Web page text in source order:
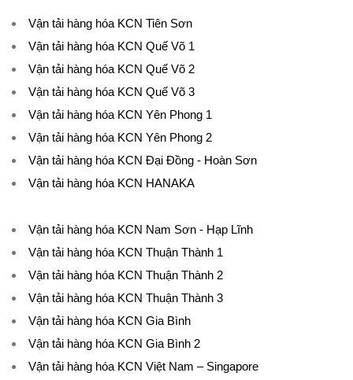
Vận tải hàng hóa KCN Tiên Sơn
Vận tải hàng hóa KCN Quế Võ 1
Vận tải hàng hóa KCN Quế Võ 2
Vận tải hàng hóa KCN Quế Võ 3
Vận tải hàng hóa KCN Yên Phong 1
Vận tải hàng hóa KCN Yên Phong 2
Vận tải hàng hóa KCN Đại Đồng - Hoàn Sơn
Vận tải hàng hóa KCN HANAKA
Vận tải hàng hóa KCN Nam Sơn - Hạp Lĩnh
Vận tải hàng hóa KCN Thuận Thành 1
Vận tải hàng hóa KCN Thuận Thành 2
Vận tải hàng hóa KCN Thuận Thành 3
Vận tải hàng hóa KCN Gia Bình
Vận tải hàng hóa KCN Gia Bình 2
Vận tải hàng hóa KCN Việt Nam – Singapore